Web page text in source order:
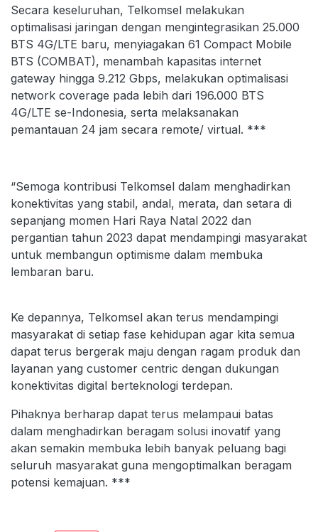
Secara keseluruhan, Telkomsel melakukan
optimalisasi jaringan dengan mengintegrasikan 25.000
BTS 4G/LTE baru, menyiagakan 61 Compact Mobile
BTS (COMBAT), menambah kapasitas internet
gateway hingga 9.212 Gbps, melakukan optimalisasi
network coverage pada lebih dari 196.000 BTS
4G/LTE se-Indonesia, serta melaksanakan
pemantauan 24 jam secara remote/ virtual. ***
“Semoga kontribusi Telkomsel dalam menghadirkan
konektivitas yang stabil, andal, merata, dan setara di
sepanjang momen Hari Raya Natal 2022 dan
pergantian tahun 2023 dapat mendampingi masyarakat
untuk membangun optimisme dalam membuka
lembaran baru.
Ke depannya, Telkomsel akan terus mendampingi
masyarakat di setiap fase kehidupan agar kita semua
dapat terus bergerak maju dengan ragam produk dan
layanan yang customer centric dengan dukungan
konektivitas digital berteknologi terdepan.
Pihaknya berharap dapat terus melampaui batas
dalam menghadirkan beragam solusi inovatif yang
akan semakin membuka lebih banyak peluang bagi
seluruh masyarakat guna mengoptimalkan beragam
potensi kemajuan. ***